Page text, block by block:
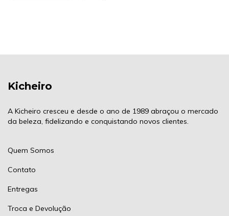
Kicheiro
A Kicheiro cresceu e desde o ano de 1989 abraçou o mercado
da beleza, fidelizando e conquistando novos clientes.
Quem Somos
Contato
Entregas
Troca e Devolução